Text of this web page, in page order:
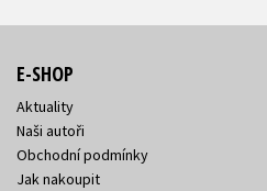
E-SHOP
Aktuality
Naši autoři
Obchodní podmínky
Jak nakoupit